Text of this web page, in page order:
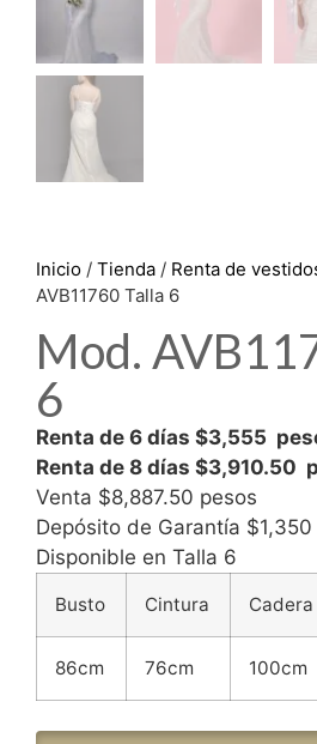
Inicio / Tienda / Renta de
AVB11760 Talla 6
Mod.
6
Renta de 6 días $3,555
Renta de 8 días $3,910.50
Venta $8,887.50 pesos
Depósito de Garantía $1,350
Disponible en Talla 6
Busto Cintura Cadera
86cm 76cm 100cm